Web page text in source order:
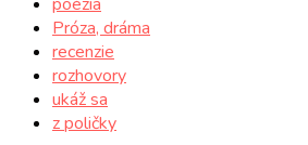
Próza, dráma
recenzie
rozhovory
ukáž sa
z poličky